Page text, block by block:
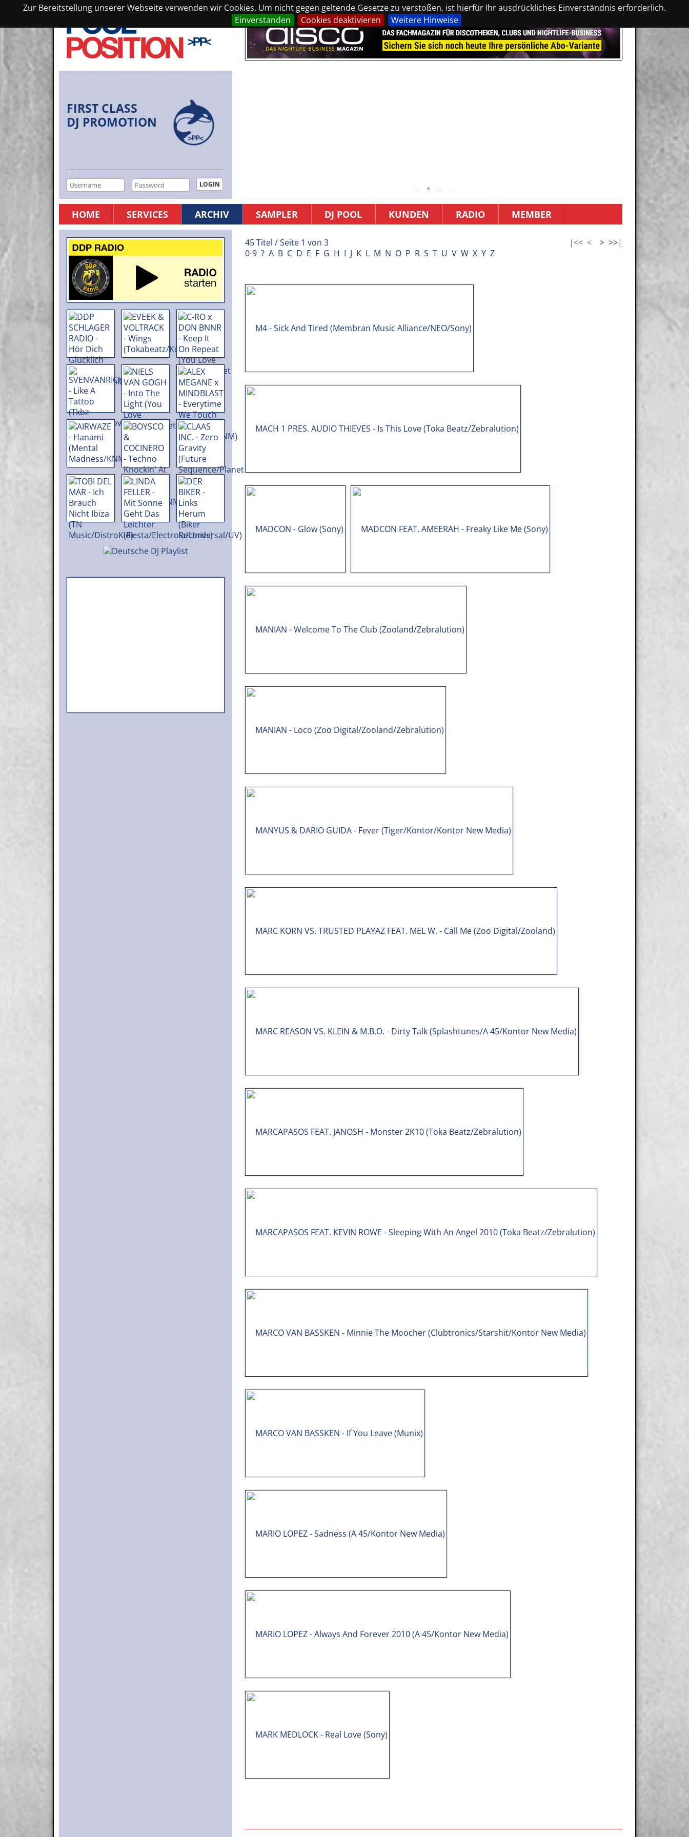
Zur Bereitstellung unserer Webseite verwenden wir Cookies. Um nicht gegen geltende Gesetze zu verstoßen, ist hierfür Ihr ausdrückliches Einverständnis erforderlich.
Einverstanden
Cookies deaktivieren Weitere Hinweise
FIRST CLASS
DJ PROMOTION
HOME SERVICES ARCHIV SAMPLER DJ POOL KUNDEN RADIO MEMBER
45 Titel / Seite 1 von 3 |<< < > >>|
0-9 ? A B C D E F G H I J K L M N O P R S T U V W X Y Z